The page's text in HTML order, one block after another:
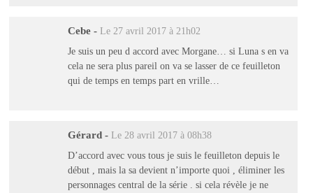
Cebe - Le 27 avril 2017 à 21h02
Je suis un peu d accord avec Morgane… si Luna s en va
cela ne sera plus pareil on va se lasser de ce feuilleton
qui de temps en temps part en vrille…
Gérard - Le 28 avril 2017 à 08h38
D’accord avec vous tous je suis le feuilleton depuis le
début , mais la sa devient n’importe quoi , éliminer les
personnages central de la série . si cela révèle je ne